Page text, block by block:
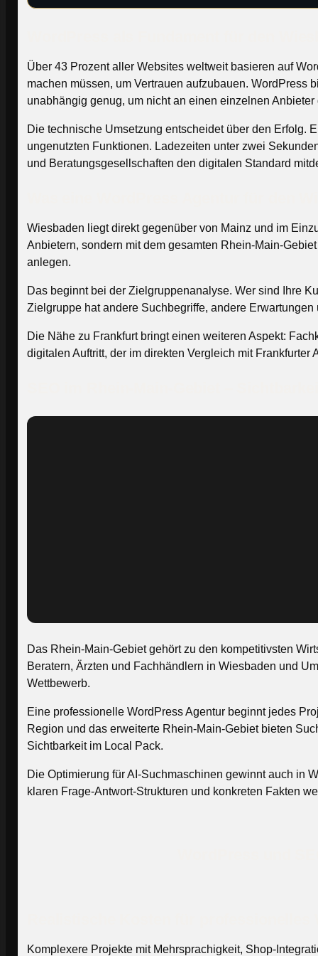
Über 43 Prozent aller Websites weltweit basieren auf
machen müssen, um Vertrauen aufzubauen.
unabhängig genug, um nicht an einen einzelnen
Die technische Umsetzung entscheidet über den Erfolg.
ungenutzten Funktionen. Ladezeiten unter zwei
und Beratungsgesellschaften den digitalen Standard
Wiesbaden liegt direkt gegenüber von Mainz und im
Anbietern, sondern mit dem gesamten Rhein-Main-
anlegen.
Das beginnt bei der Zielgruppenanalyse. Wer sind Ihre
Zielgruppe hat andere Suchbegriffe, andere
Die Nähe zu Frankfurt bringt einen weiteren Aspekt:
digitalen Auftritt, der im direkten Vergleich mit
Das Rhein-Main-Gebiet gehört zu den kompetitivsten
Beratern, Ärzten und Fachhändlern in Wiesbaden und
Wettbewerb.
Eine professionelle WordPress Agentur beginnt jedes
Region und das erweiterte Rhein-Main-Gebiet bieten
Sichtbarkeit im Local Pack.
Die Optimierung für AI-Suchmaschinen gewinnt auch in
klaren Frage-Antwort-Strukturen und konkreten Fakten
Komplexere Projekte mit Mehrsprachigkeit, Shop-